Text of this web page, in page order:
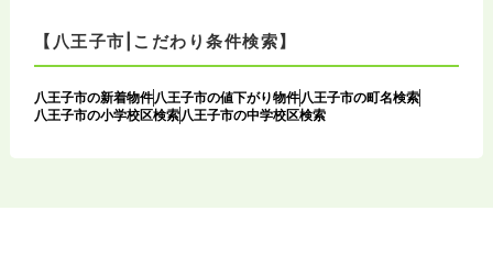
【八王子市|こだわり条件検索】
八王子市の新着物件 八王子市の値下がり物件 八王子市の町名検索
八王子市の小学校区検索 八王子市の中学校区検索